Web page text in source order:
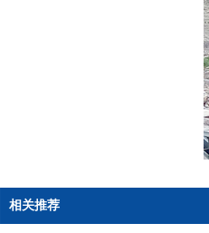
相关推荐